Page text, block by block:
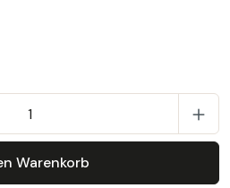
Warenkorb